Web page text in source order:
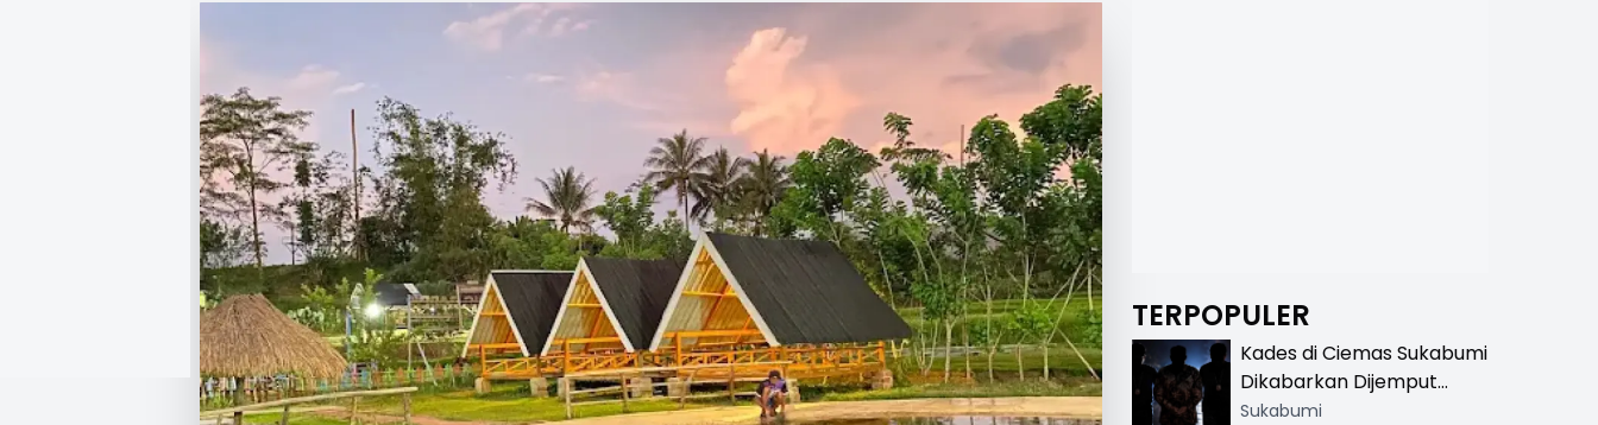
TERPOPULER
Kades di Ciemas Sukabumi
Dikabarkan Dijemput
Satnarkoba, Polisi
Sukabumi